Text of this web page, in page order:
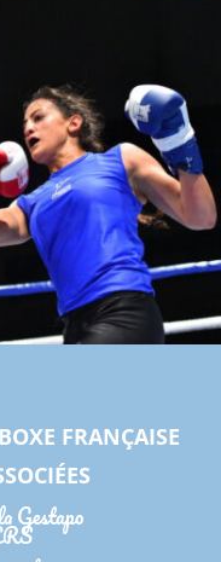
FRANÇAISE
Gestapo